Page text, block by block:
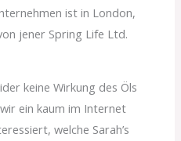
ist in London,
jener Spring Life Ltd.
keine Wirkung des Öls
ein kaum im Internet
welche Sarah’s